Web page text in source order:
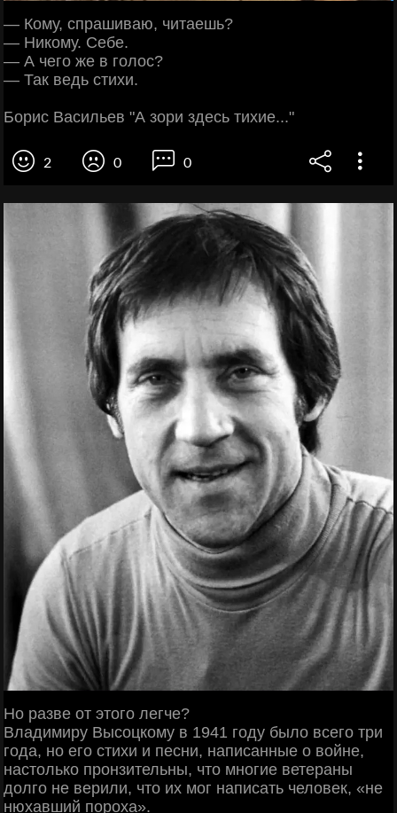
— Кому, спрашиваю, читаешь?
— Никому. Себе.
— А чего же в голос?
— Так ведь стихи.
Борис Васильев "А зори здесь тихие..."
2 0 0
Но разве от этого легче?
Владимиру Высоцкому в 1941 году было всего три
года, но его стихи и песни, написанные о войне,
настолько пронзительны, что многие ветераны
долго не верили, что их мог написать человек, «не
нюхавший пороха».